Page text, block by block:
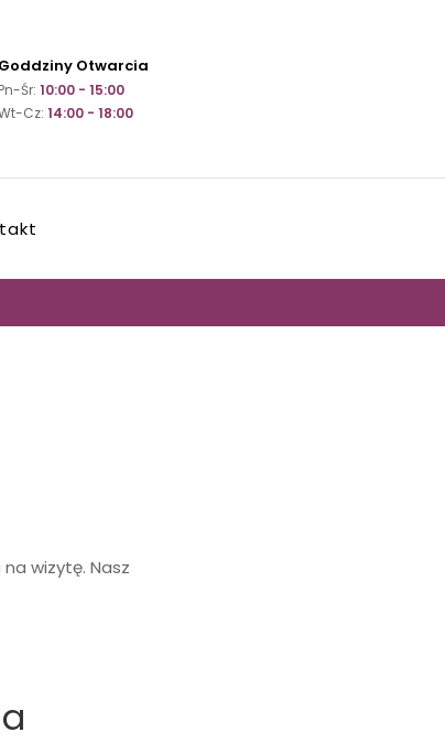
Goddziny Otwarcia
Pn-Śr: 10:00 - 15:00
Cz: 14:00 - 18:00
wizytę. Nasz